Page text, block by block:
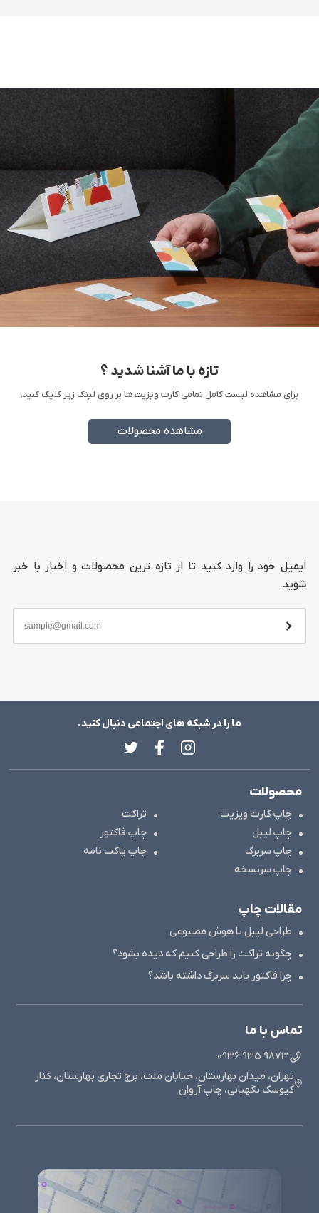
تازه با ما آشنا شدید ؟
برای مشاهده لیست کامل تمامی کارت ویزیت ها بر روی لینک زیر کلیک کنید.
مشاهده محصولات
ایمیل خود را وارد کنید تا از تازه ترین محصولات و اخبار با خبر
شوید.
ما را در شبکه های اجتماعی دنبال کنید.
محصولات
چاپ کارت ویزیت
تراکت
چاپ لیبل
چاپ فاکتور
چاپ سربرگ
چاپ پاکت نامه
چاپ سرنسخه
مقالات چاپ
طراحی لیبل با هوش مصنوعی
چگونه تراکت را طراحی کنیم که دیده بشود؟
چرا فاکتور باید سربرگ داشته باشد؟
تماس با ما
9873 935 0936
تهران، میدان بهارستان، خیابان ملت، برج تجاری بهارستان، کنار
کیوسک نگهبانی، چاپ آروان